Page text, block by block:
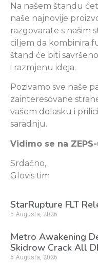
Na našem štandu
naše najnovije
razgovarate s našim
ciljem da kombinira
štand će biti
i razmjenu ideja.
Pozivamo sve naše
zainteresovane
vašem dolasku i
saradnju.
Vidimo se na
Srdačno,
Glovis tim
StarRupture FLT
5 Augusta, 2026
Metro Awakening
Skidrow Crack All
5 Augusta, 2026